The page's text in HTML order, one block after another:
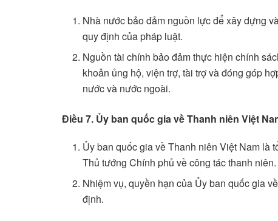
Nhà nước bảo đảm nguồn lực để xây dựng
quy định của pháp luật.
Nguồn tài chính bảo đảm thực hiện chính
khoản ủng hộ, viện trợ, tài trợ và đóng góp
nước và nước ngoài.
Điều 7. Ủy ban quốc gia về Thanh niên Việt
Ủy ban quốc gia về Thanh niên Việt Nam là
Thủ tướng Chính phủ về công tác thanh niên.
Nhiệm vụ, quyền hạn của Ủy ban quốc gia
định.